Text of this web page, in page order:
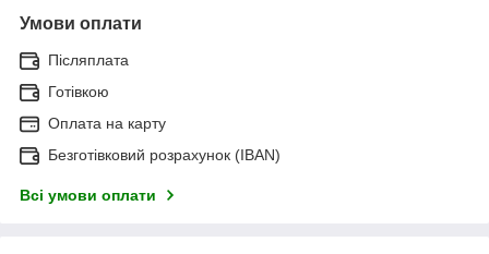
Умови оплати
Післяплата
Готівкою
Оплата на карту
Безготівковий розрахунок (IBAN)
Всі умови оплати